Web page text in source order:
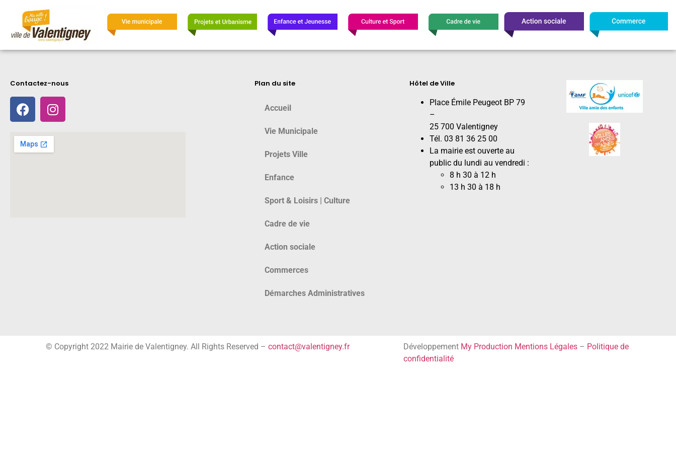
Contactez-nous Plan du site
Accueil
Vie Municipale
Projets Ville
Enfance
Sport & Loisirs | Culture
Cadre de vie
Action sociale
Commerces
Démarches Administratives
Hôtel de Ville
Place Émile Peugeot BP 79
–
25 700 Valentigney
Tél. 03 81 36 25 00
La mairie est ouverte au
public du lundi au vendredi :
8 h 30 à 12 h
13 h 30 à 18 h
© Copyright 2022 Mairie de Valentigney. All Rights Reserved – contact@valentigney.fr Développement My Production Mentions Légales– Politique de
confidentialité